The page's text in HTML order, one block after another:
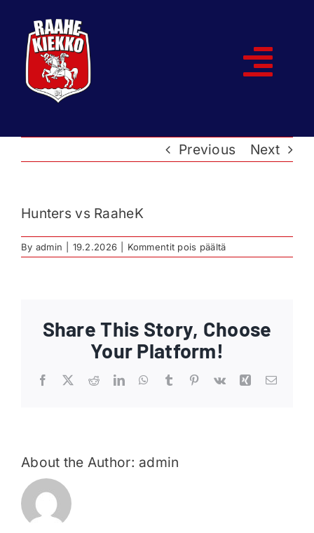
content
Joukkueet
Ottelut
Kumppanit
Ajankohtaista
Liput
Previous Next
Hunters vs RaaheK
By admin 19.2.2026 Kommentit pois päältäartikkelissa
Hunters
Share This Story, Choose
Your Platform!
Facebook RedditLinkedInWhatsApp
Tumblr Pinterest
Vk XingEmail
About the Author: admin